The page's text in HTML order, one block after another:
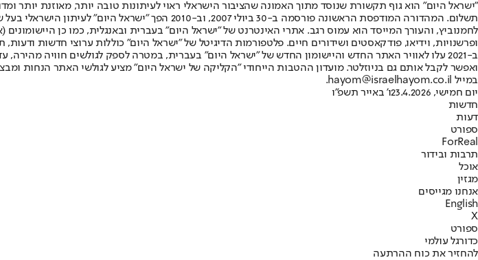
"ישראל היום" הוא גוף תקשורת שנוסד מתוך האמונה שהציבור הישראלי ראוי לעיתונות טובה יותר, מאוזנת יותר
תשלום. המהדורה המודפסת הראשונה פורסמה ב-30 ביולי
ופרשנויות, וידיאו, פודקאסטים ושידורים חיים. פלטפורמות הדיגיטל של "ישראל היום" כוללות ערוצי חדשות ודעות,
ב-2021 עלו לאוויר האתר החדש והיישומון החדש של "ישראל היום" בעברית, במטרה לספק לגולשים חוויה
ואפשר לקבל אותם גם בניוזלטר. מועדון ההטבות הייחודי "הקליקה של ישראל היום" מציע לגולשי האתר הנחות
במייל hayom@israelhayom.co.il.
יום חמישי, 23.4.2026
ו' באייר תשפ"ו
חדשות
דעות
ספורט
ForReal
תרבות ובידור
אוכל
מגזין
אנחנו מגייסים
English
X
ספורט
כדורגל עולמי
להחזיר את כוח ההרתעה